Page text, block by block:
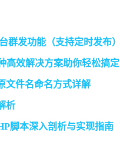
群发功能（支持定时发布）
高效解决方案助你轻松搞定
文件名命名方式详解
析
脚本深入剖析与实现指南